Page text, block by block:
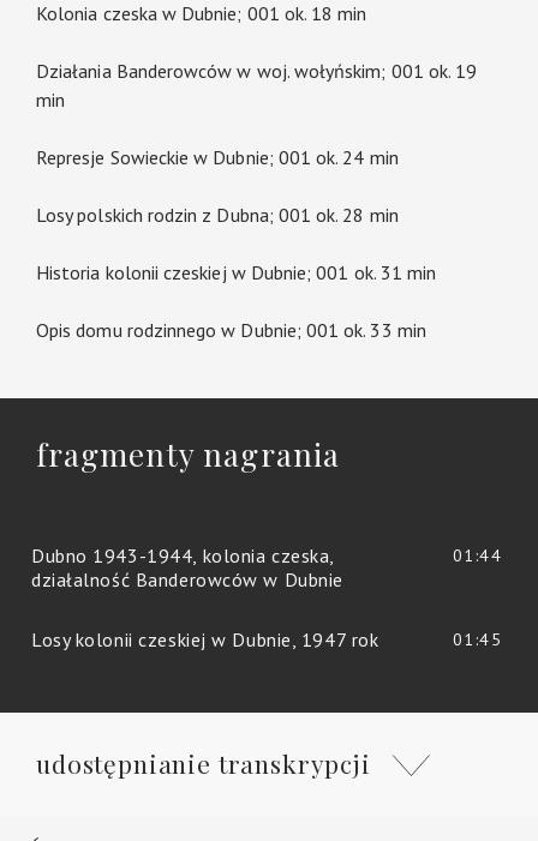
Kolonia czeska w Dubnie; 001 ok. 18 min
Działania Banderowców w woj. wołyńskim; 001 ok. 19
min
Represje Sowieckie w Dubnie; 001 ok. 24 min
Losy polskich rodzin z Dubna; 001 ok. 28 min
Historia kolonii czeskiej w Dubnie; 001 ok. 31 min
Opis domu rodzinnego w Dubnie; 001 ok. 33 min
fragmenty nagrania
Dubno 1943-1944, kolonia czeska,
działalność Banderowców w Dubnie
01:44
Losy kolonii czeskiej w Dubnie, 1947 rok 01:45
udostępnianie transkrypcji